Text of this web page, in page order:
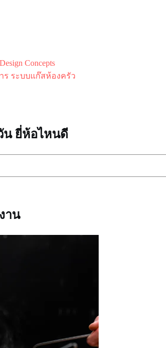
Concepts
ร ระบบแก๊สห้องครัว
น ยี่ห้อไหนดี
าน